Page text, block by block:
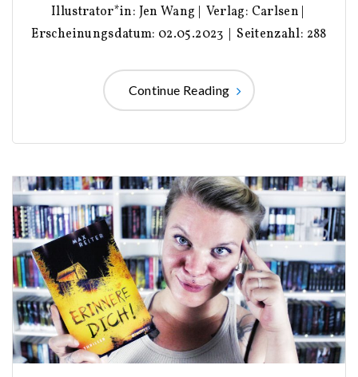
Illustrator*in: Jen Wang | Verlag: Carlsen |
Erscheinungsdatum: 02.05.2023 | Seitenzahl: 288
Continue Reading